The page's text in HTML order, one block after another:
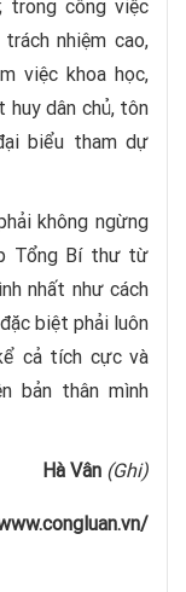
trong công việc
nhiệm cao,
việc khoa học,
huy dân chủ, tôn
biểu tham dự
không ngừng
Tổng Bí thư từ
nhất như cách
biệt phải luôn
cả tích cực và
bản thân mình
Hà Vân (Ghi)